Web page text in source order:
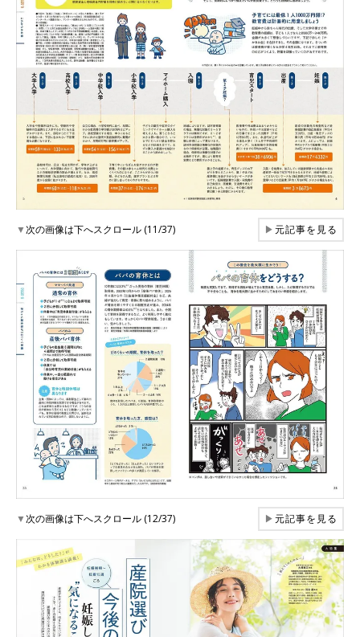
▼次の画像は下へスクロール (11/37) ▶元記事を見る
▼次の画像は下へスクロール (12/37) ▶元記事を見る